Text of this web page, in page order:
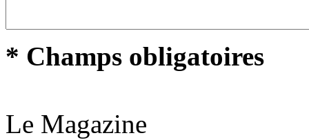
* Champs obligatoires
Le Magazine